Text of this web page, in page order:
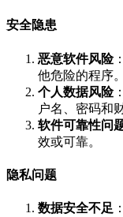
安全隐患
恶意软件风险
他危险的程序。
个人数据风险
户名、密码和
软件可靠性问
效或可靠。
隐私问题
数据安全不足